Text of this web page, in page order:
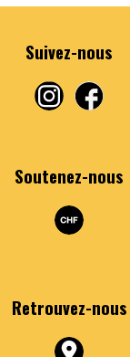
Suivez-nous
Soutenez-nous
Retrouvez-nous